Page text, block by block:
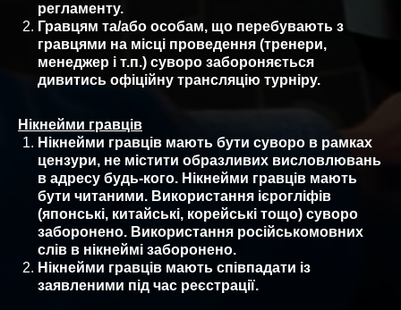
регламенту.
Гравцям та/або особам, що перебувають з
гравцями на місці проведення (тренери,
менеджер і т.п.) суворо забороняється
дивитись офіційну трансляцію турніру.
Нікнейми гравців
Нікнейми гравців мають бути суворо в рамках
цензури, не містити образливих висловлювань
в адресу будь-кого. Нікнейми гравців мають
бути читаними. Використання ієрогліфів
(японські, китайські, корейські тощо) суворо
заборонено. Використання російськомовних
слів в нікнеймі заборонено.
Нікнейми гравців мають співпадати із
заявленими під час реєстрації.